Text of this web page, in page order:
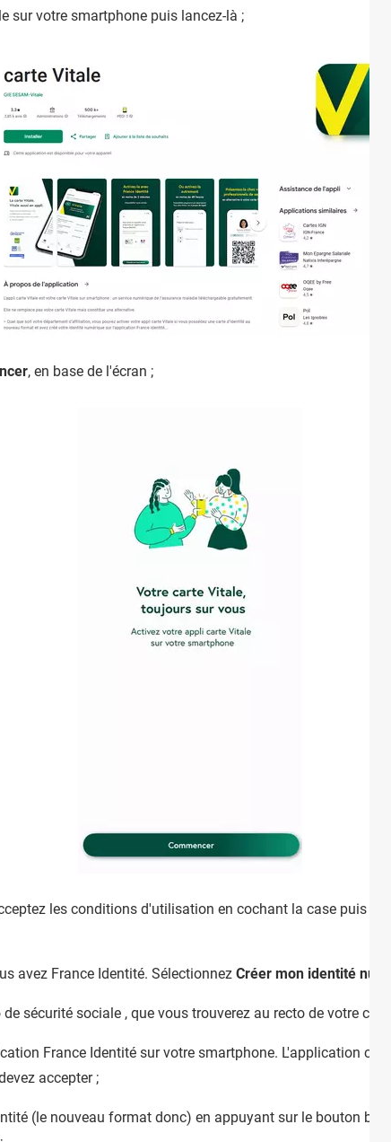
sur votre smartphone puis lancez-là ;
, en base de l'écran ;
les conditions d'utilisation en cochant la case puis en
avez France Identité. Sélectionnez Créer mon identité
sécurité sociale , que vous trouverez au recto de votre
France Identité sur votre smartphone. L'application
accepter ;
(le nouveau format donc) en appuyant sur le bouton bleu